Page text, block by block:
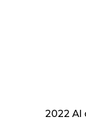
2022 Al